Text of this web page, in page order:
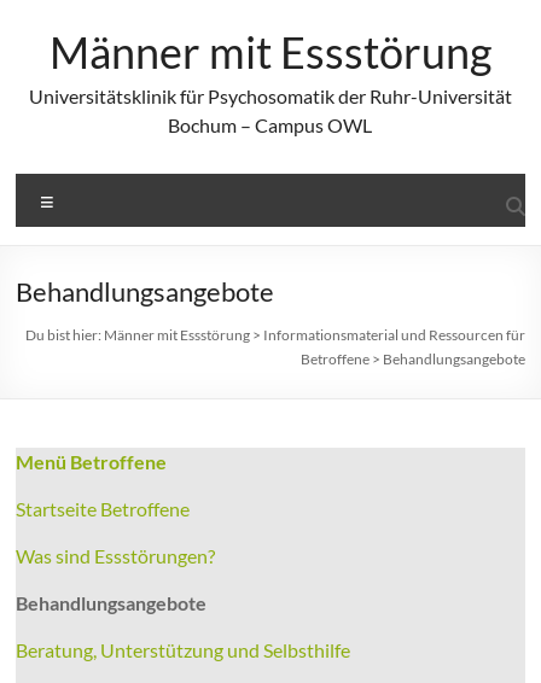
springenMänner mit Essstörung
Universitätsklinik für Psychosomatik der Ruhr-Universität
Bochum – Campus OWL
Behandlungsangebote
Du bist hier: Männer mit Essstörung> Informationsmaterial und Ressourcen für
Betroffene> Behandlungsangebote
Menü Betroffene
Startseite Betroffene
Was sind Essstörungen?
Behandlungsangebote
Beratung, Unterstützung und Selbsthilfe